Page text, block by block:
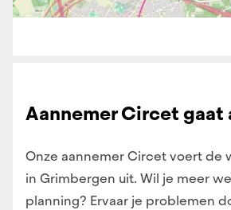
Aannemer Circet gaat
Onze aannemer Circet voert de
in Grimbergen uit. Wil je meer
planning? Ervaar je problemen